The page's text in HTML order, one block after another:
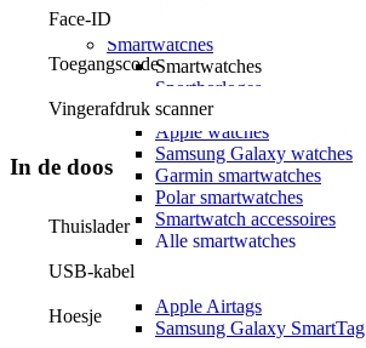
Alle audio
Smartwatches
Smartwatches
Sporthorloges
Activity trackers
Apple watches
Samsung Galaxy watches
Garmin smartwatches
Polar smartwatches
Smartwatch accessoires
Alle smartwatches
Bluetooth trackers
Apple Airtags
Samsung Galaxy SmartTag
Face-ID
Toegangscode
Vingerafdruk scanner
In de doos
Thuislader
USB-kabel
Hoesje